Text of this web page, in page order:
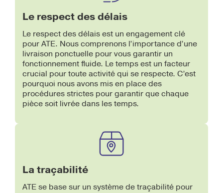
Le respect des délais
Le respect des délais est un engagement clé
pour ATE. Nous comprenons l’importance d’une
livraison ponctuelle pour vous garantir un
fonctionnement fluide. Le temps est un facteur
crucial pour toute activité qui se respecte. C’est
pourquoi nous avons mis en place des
procédures strictes pour garantir que chaque
pièce soit livrée dans les temps.
La traçabilité
ATE se base sur un système de traçabilité pour